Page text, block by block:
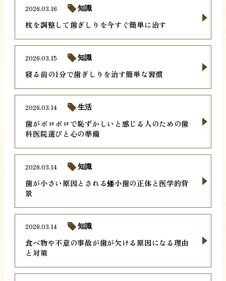
枕を調整して歯ぎしりを今すぐ簡単に治す
2026.03.16 知識
寝る前の1分で歯ぎしりを治す簡単な習慣
2026.03.15 知識
歯がボロボロで恥ずかしいと感じる人のための歯
科医院選びと心の準備
2026.03.14 生活
歯が小さい原因とされる矮小歯の正体と医学的背
景
2026.03.14 知識
食べ物や不意の事故が歯が欠ける原因になる理由
と対策
2026.03.14 知識